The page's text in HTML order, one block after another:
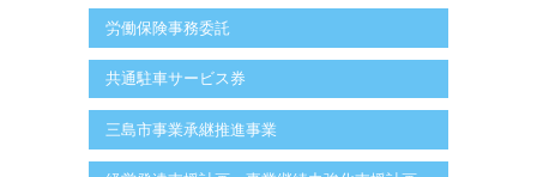
労働保険事務委託
共通駐車サービス券
三島市事業承継推進事業